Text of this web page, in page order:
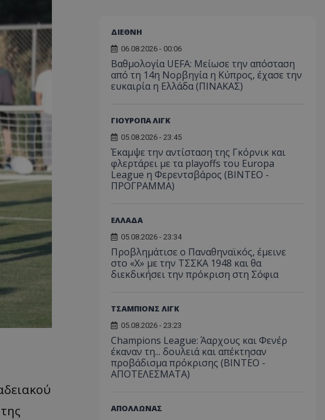
ΔΙΕΘΝΗ
06.08.2026 - 00:06
Βαθμολογία UEFA: Μείωσε την απόσταση
από τη 14η Νορβηγία η Κύπρος, έχασε την
ευκαιρία η Ελλάδα (ΠΙΝΑΚΑΣ)
ΓΙΟΥΡΟΠΑ ΛΙΓΚ
05.08.2026 - 23:45
Έκαμψε την αντίσταση της Γκόρνικ και
φλερτάρει με τα playoffs του Europa
League η Φερεντσβάρος (ΒΙΝΤΕΟ -
ΠΡΟΓΡΑΜΜΑ)
ΕΛΛΑΔΑ
05.08.2026 - 23:34
Προβλημάτισε ο Παναθηναϊκός, έμεινε
στο «Χ» με την ΤΣΣΚΑ 1948 και θα
διεκδικήσει την πρόκριση στη Σόφια
ΤΣΑΜΠΙΟΝΣ ΛΙΓΚ
05.08.2026 - 23:23
Champions League: Άαρχους και Φενέρ
έκαναν τη... δουλειά και απέκτησαν
προβάδισμα πρόκρισης (ΒΙΝΤΕΟ -
ΑΠΟΤΕΛΕΣΜΑΤΑ)
ΑΠΟΛΛΩΝΑΣ